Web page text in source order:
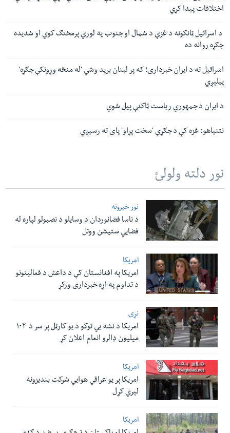
اختلافات پیدا کړي
د اسرائیل ټانګونه د غزې د شمال او جنوب په لوري پرمختګ کوي او شدیده
جګړه روانه ده
اسرائیل ته د ایران خبرداری؛ که پر لبنان برید وشي 'له منځه وړونکې جګړه'
پیلېږي
د ایران د جمهوري ریاست ټاکنې پیل شوي
نتنیاهو‌:‌ غزه کې د جګړې 'سخت پړاو' پای ته رسیږي
نور دلته ولولئ
نور خبرونه
د ناسا فضانوردان د وسایلو د نصبولو لپاره له
فضایي ستیشن ووتل
امریکا
امریکا په افغانستان کې د داعش د فعالیتونو
د تداوم په اړه خبرداری ورکړ
نړۍ
امریکا د نشه یي توکو د یو کارټل پر سر د ۱۰۲
میلیون ډالرو انعام اعلان کړ
امریکا
امریکا پر یو عراقي هوایي شرکت بندیزونه
لېري کړل
امریکا